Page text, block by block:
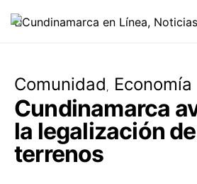
Comunidad Economía
Cundinamarca
la legalización
terrenos